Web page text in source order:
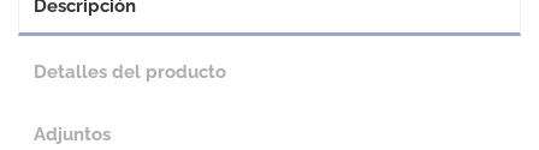
Descripción
Detalles del producto
Adjuntos